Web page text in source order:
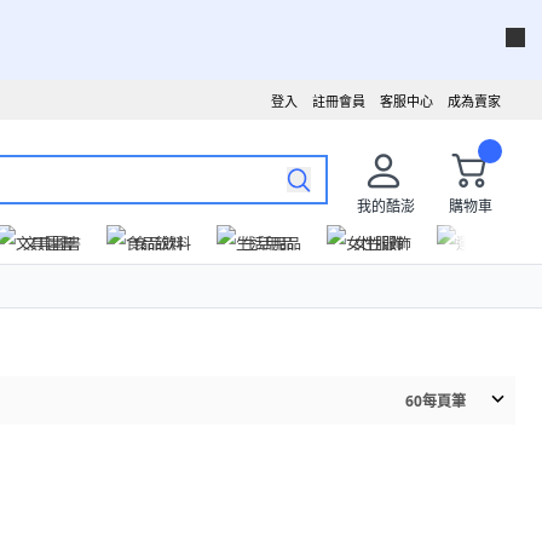
成為賣家
客服中心
註冊會員
登入
我的酷澎
購物車
文具圖書
食品飲料 生活用品 女性服飾
60每頁筆